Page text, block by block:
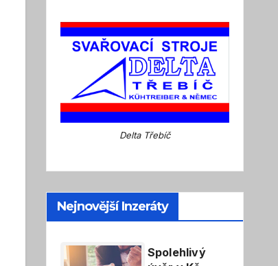
Delta Třebíč
Nejnovější Inzeráty
Spolehlivý